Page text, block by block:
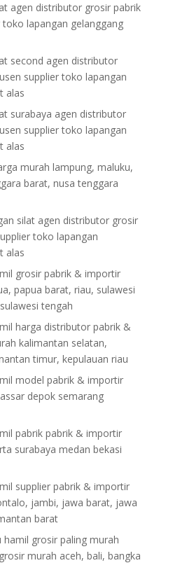
agen distributor grosir pabrik
lapangan gelanggang
second agen distributor
supplier toko lapangan
alas
surabaya agen distributor
supplier toko lapangan
alas
murah lampung, maluku,
barat, nusa tenggara
silat agen distributor grosir
toko lapangan
alas
grosir pabrik & importir
papua barat, riau, sulawesi
tengah
harga distributor pabrik &
kalimantan selatan,
timur, kepulauan riau
model pabrik & importir
depok semarang
pabrik pabrik & importir
surabaya medan bekasi
supplier pabrik & importir
jambi, jawa barat, jawa
barat
grosir paling murah
murah aceh, bali, bangka